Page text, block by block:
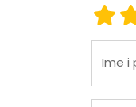
Ime i